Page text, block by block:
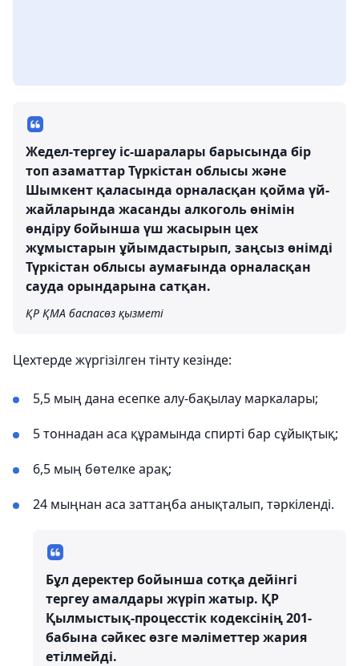
Жедел-тергеу іс-шаралары барысында бір
топ азаматтар Түркістан облысы және
Шымкент қаласында орналасқан қойма үй-
жайларында жасанды алкоголь өнімін
өндіру бойынша үш жасырын цех
жұмыстарын ұйымдастырып, заңсыз өнімді
Түркістан облысы аумағында орналасқан
сауда орындарына сатқан.
ҚР ҚМА баспасөз қызметі
Цехтерде жүргізілген тінту кезінде:
5,5 мың дана есепке алу-бақылау маркалары;
5 тоннадан аса құрамында спирті бар сұйықтық;
6,5 мың бөтелке арақ;
24 мыңнан аса заттаңба анықталып, тәркіленді.
Бұл деректер бойынша сотқа дейінгі
тергеу амалдары жүріп жатыр. ҚР
Қылмыстық-процесстік кодексінің 201-
бабына сәйкес өзге мәліметтер жария
етілмейді.